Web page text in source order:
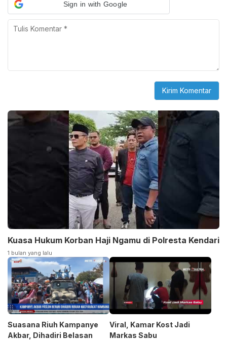
Sign in with Google
Kuasa Hukum Korban Haji Ngamu di Polresta Kendari
1 bulan yang lalu
Suasana Riuh Kampanye
Akbar, Dihadiri Belasan
Viral, Kamar Kost Jadi
Markas Sabu